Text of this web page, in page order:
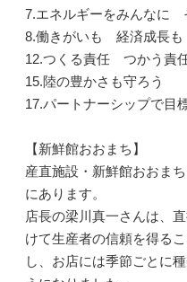
7.エネルギーをみんなに
8.働きがいも 経済成長も
12.つくる責任 つかう責
15.陸の豊かさも守ろう
17.パートナーシップで目
【新鮮館おおまち】
産直施設・新鮮館おおま
にあります。
店長の梁川真一さんは、
けて生産者の信頼を得る
し、お店には季節ごとに